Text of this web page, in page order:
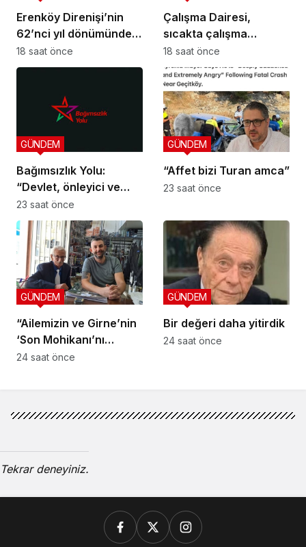
Erenköy Direnişi’nin
62’nci yıl dönümünde
şehitler törenle anıldı
18 saat önce
Çalışma Dairesi,
sıcakta çalışma
yasağına uymayan 19
iş yerine uyarı verdi
18 saat önce
Bağımsızlık Yolu:
“Devlet, önleyici ve
koruyucu
sorumluluklarını yerine
getirmeli”
GÜNDEM
23 saat önce
“Affet bizi Turan amca”
GÜNDEM
23 saat önce
“Ailemizin ve Girne’nin
‘Son Mohikanı’nı
kaybettik”
GÜNDEM
24 saat önce
Bir değeri daha yitirdik
GÜNDEM
24 saat önce
Tekrar deneyiniz.